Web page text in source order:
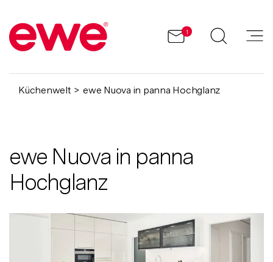
1
Küchenwelt ewe Nuova in panna Hochglanz
ewe Nuova in panna
Hochglanz